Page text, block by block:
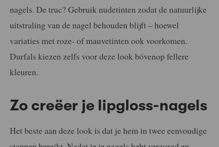
nagels. De truc? Gebruik nudetinten zodat de natuurlijke
uitstraling van de nagel behouden blijft – hoewel
variaties met roze- of mauvetinten ook voorkomen.
Durfals kiezen zelfs voor deze look bóvenop fellere
kleuren.
Zo creëer je lipgloss-nagels
Het beste aan deze look is dat je hem in twee eenvoudige